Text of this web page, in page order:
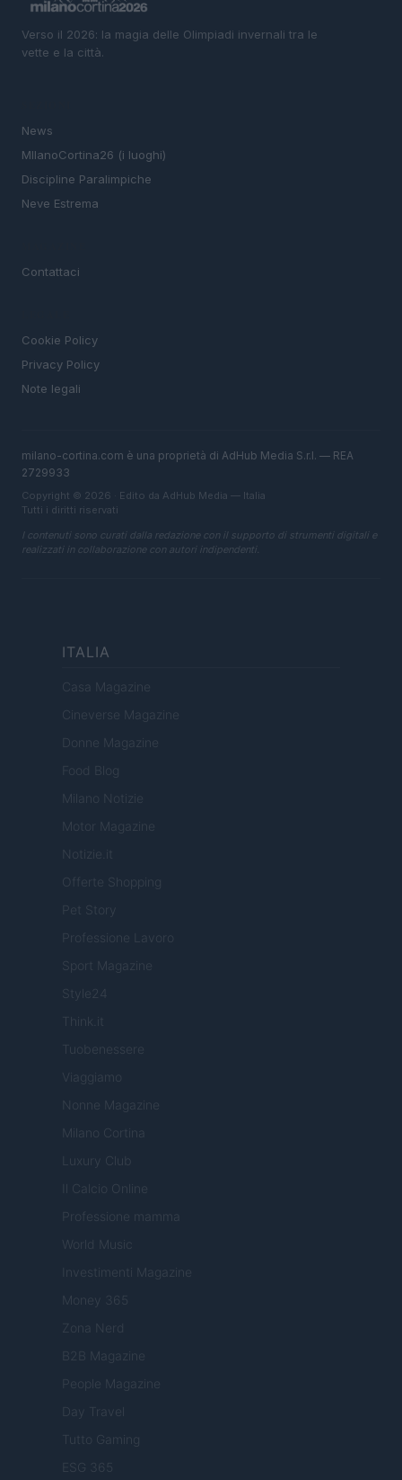
Verso il 2026: la magia delle Olimpiadi invernali tra le
vette e la città.
News
MIlanoCortina26 (i luoghi)
Discipline Paralimpiche
Neve Estrema
Contattaci
Cookie Policy
Privacy Policy
Note legali
milano-cortina.com è una proprietà di AdHub Media S.r.l. — REA
2729933
Copyright © 2026 · Edito da AdHub Media — Italia
Tutti i diritti riservati
I contenuti sono curati dalla redazione con il supporto di strumenti digitali e
realizzati in collaborazione con autori indipendenti.
ITALIA
Casa Magazine
Cineverse Magazine
Donne Magazine
Food Blog
Milano Notizie
Motor Magazine
Notizie.it
Offerte Shopping
Pet Story
Professione Lavoro
Sport Magazine
Style24
Think.it
Tuobenessere
Viaggiamo
Nonne Magazine
Milano Cortina
Luxury Club
Il Calcio Online
Professione mamma
World Music
Investimenti Magazine
Money 365
Zona Nerd
B2B Magazine
People Magazine
Day Travel
Tutto Gaming
ESG 365